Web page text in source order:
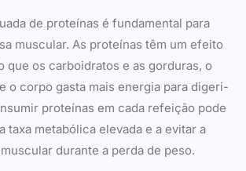
de proteínas é fundamental para
muscular. As proteínas têm um efeito
que os carboidratos e as gorduras, o
o corpo gasta mais energia para digeri-
proteínas em cada refeição pode
taxa metabólica elevada e a evitar a
durante a perda de peso.